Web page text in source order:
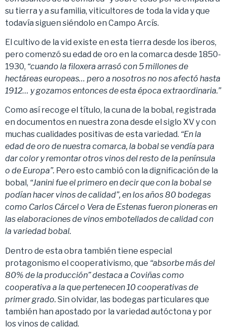
su tierra y a su familia, viticultores de toda la vida y que
todavía siguen siéndolo en Campo Arcís.
El cultivo de la vid existe en esta tierra desde los iberos,
pero comenzó su edad de oro en la comarca desde 1850-
1930, “cuando la filoxera arrasó con 5 millones de
hectáreas europeas… pero a nosotros no nos afectó hasta
1912… y gozamos entonces de esta época extraordinaria.”
Como así recoge el título, la cuna de la bobal, registrada
en documentos en nuestra zona desde el siglo XV y con
muchas cualidades positivas de esta variedad. “En la
edad de oro de nuestra comarca, la bobal se vendía para
dar color y remontar otros vinos del resto de la península
o de Europa”. Pero esto cambió con la dignificación de la
bobal, “Janini fue el primero en decir que con la bobal se
podían hacer vinos de calidad”, en los años 80 bodegas
como Carlos Cárcel o Vera de Estenas fueron pioneras en
las elaboraciones de vinos embotellados de calidad con
la variedad bobal.
Dentro de esta obra también tiene especial
protagonismo el cooperativismo, que “absorbe más del
80% de la producción” destaca a Coviñas como
cooperativa a la que pertenecen 10 cooperativas de
primer grado. Sin olvidar, las bodegas particulares que
también han apostado por la variedad autóctona y por
los vinos de calidad.